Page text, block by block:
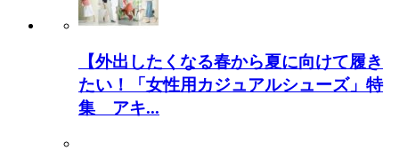
【外出したくなる春から夏に向けて履き
たい！「女性用カジュアルシューズ」特
集 アキ...